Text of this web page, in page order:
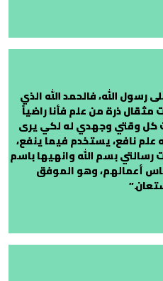
رسول الله، فالحمد الله الذي
مثقال ذرة من علم فأنا راضياً
كل وقتي وجهدي له لكي يرى
علم نافع، يستخدم فيما ينفع،
رسالتي بسم الله وانهيها باسم
أعمالهم، وهو الموفق